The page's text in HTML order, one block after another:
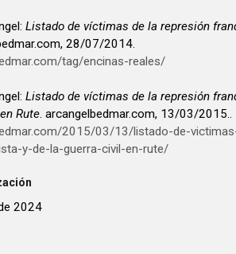
Listado de víctimas de la represión
28/07/2014.
tag/encinas-reales/
Listado de víctimas de la represión
Rute. arcangelbedmar.com, 13/03/2015..
2015/03/13/listado-de-
y-de-la-guerra-civil-en-rute/
2024